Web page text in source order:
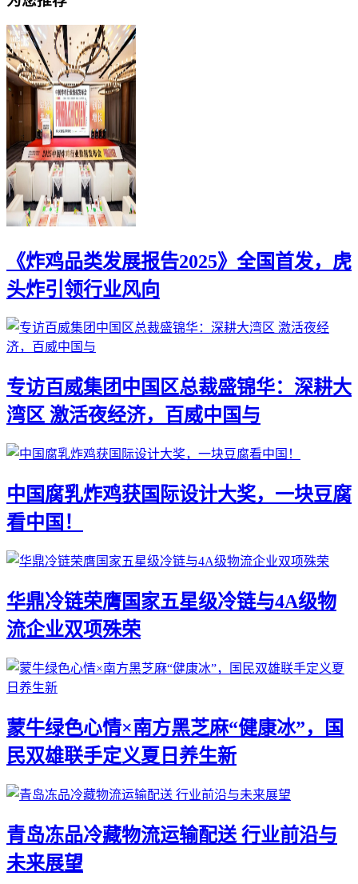
《炸鸡品类发展报告2025》全国首发，虎
头炸引领行业风向
专访百威集团中国区总裁盛锦华：深耕大
湾区 激活夜经济，百威中国与
中国腐乳炸鸡获国际设计大奖，一块豆腐
看中国！
华鼎冷链荣膺国家五星级冷链与4A级物
流企业双项殊荣
蒙牛绿色心情×南方黑芝麻“健康冰”，国
民双雄联手定义夏日养生新
青岛冻品冷藏物流运输配送 行业前沿与
未来展望